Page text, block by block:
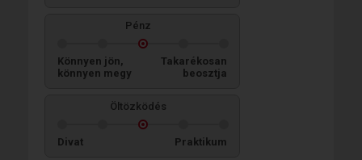
Pénz
Könnyen jön,
könnyen megy
Takarékosan
beosztja
Öltözködés
Divat Praktikum